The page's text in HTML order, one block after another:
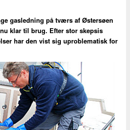
gasledning på tværs af Østersøen
klar til brug. Efter stor skepsis
har den vist sig uproblematisk for